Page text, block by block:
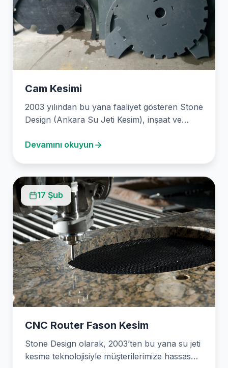
Cam Kesimi
2003 yılından bu yana faaliyet gösteren Stone
Design (Ankara Su Jeti Kesim), inşaat ve
Devamını okuyun
17 Şub
CNC Router Fason Kesim
Stone Design olarak, 2003’ten bu yana su jeti
kesme teknolojisiyle müşterilerimize hassas